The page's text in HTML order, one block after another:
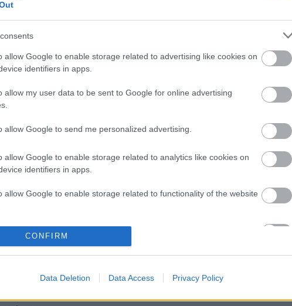
allow Google to enable storage related to advertising like cookies on
identifiers in apps.
allow my user data to be sent to Google for online advertising
allow Google to send me personalized advertising.
allow Google to enable storage related to analytics like cookies on
identifiers in apps.
allow Google to enable storage related to functionality of the website
allow Google to enable storage related to personalization.
allow Google to enable storage related to security, including
CONFIRM
Data Deletion Data Access Privacy Policy
már fel is vette a kapcsolatot Sabine
egy nemsokára esedékes tesztről is írnak a WEC
jövőre debütáló
versenyző csatlakozik az Alpine
versenyezhet majd, és szintén elindulhat
ben és 1991-ben, még F1-es bemutatkozása
a Mercedes juniorjaként, és két győzelmet is
rajthoz, ott Karl Wendlinger és Fritz